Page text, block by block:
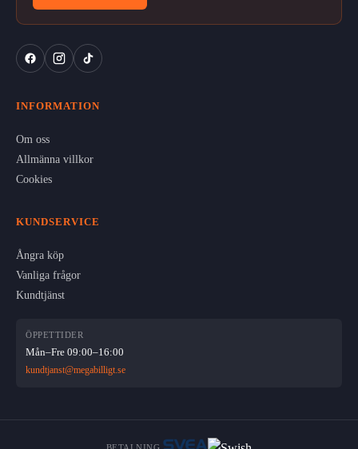
INFORMATION
Om oss
Allmänna villkor
Cookies
KUNDSERVICE
Ångra köp
Vanliga frågor
Kundtjänst
ÖPPETTIDER
Mån–Fre 09:00–16:00
kundtjanst@megabilligt.se